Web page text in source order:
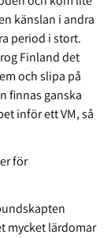
känslan i andra
period i stort.
Finland det
och slipa på
finnas ganska
inför ett VM, så
för
mycket lärdomar